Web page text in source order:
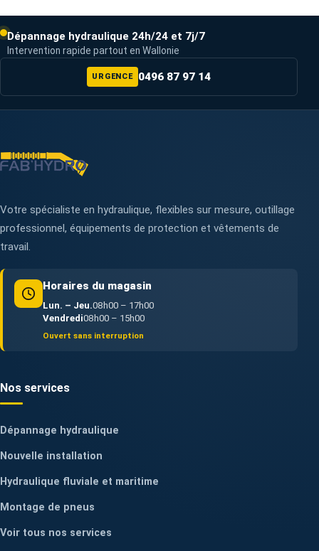
Dépannage hydraulique 24h/24 et 7j/7
Intervention rapide partout en Wallonie
URGENCE 0496 87 97 14
Votre spécialiste en hydraulique, flexibles sur mesure, outillage
professionnel, équipements de protection et vêtements de
travail.
Horaires du magasin
Lun. – Jeu.08h00 – 17h00
Vendredi08h00 – 15h00
Ouvert sans interruption
Nos services
Dépannage hydraulique
Nouvelle installation
Hydraulique fluviale et maritime
Montage de pneus
Voir tous nos services